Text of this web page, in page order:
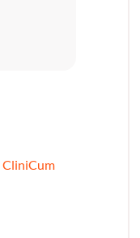
CliniCum